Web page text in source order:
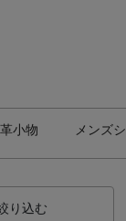
小物 メンズ
り込む